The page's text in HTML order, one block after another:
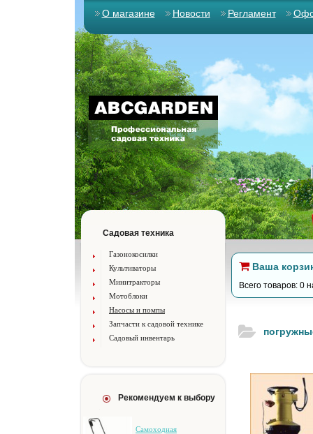
О магазине Новости Регламент
Садовая техника
Газонокосилки
Культиваторы
Минитракторы
Мотоблоки
Насосы и помпы
Запчасти к садовой технике
Садовый инвентарь
Рекомендуем к выбору
Самоходная
Ваша
Всего товаров: 0